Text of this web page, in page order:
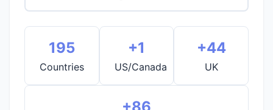
195
Countries
+1
US/Canada
+44
UK